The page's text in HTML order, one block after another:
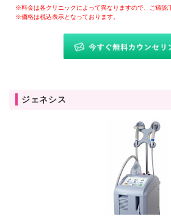
※料金は各クリニックによって異なりますので、ご確認
※価格は税込表示となっております。
ジェネシス